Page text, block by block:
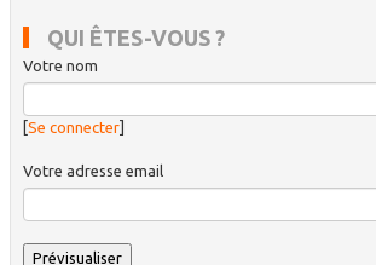
QUI ÊTES-VOUS ?
Votre nom
[Se connecter]
Votre adresse email